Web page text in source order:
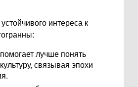
интереса к
лучше понять
связывая эпохи